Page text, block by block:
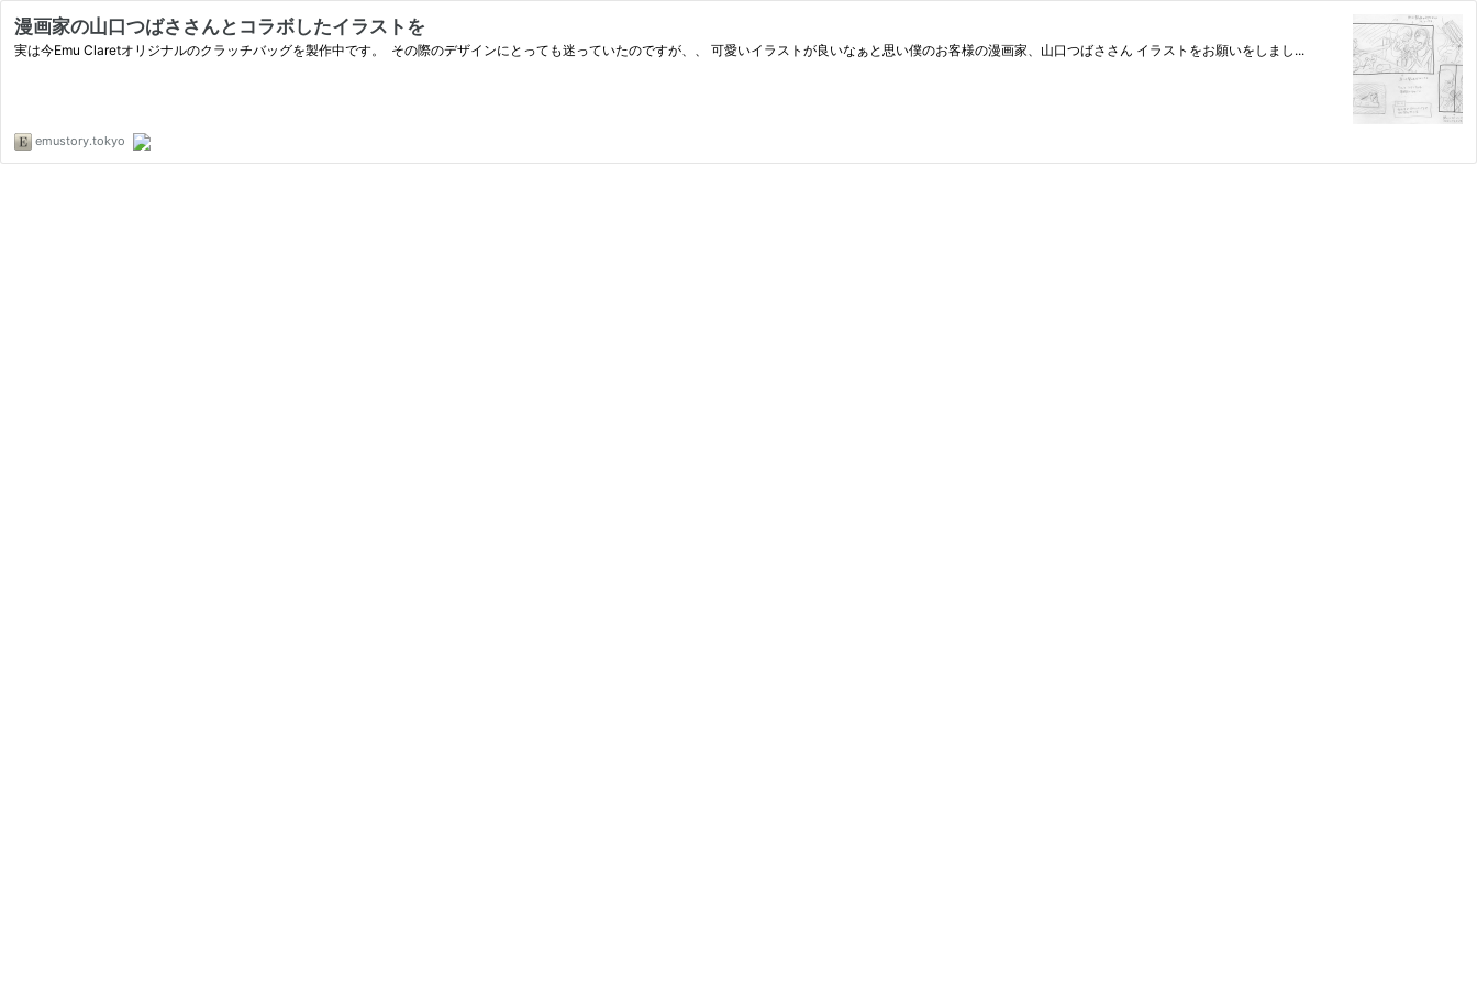
漫画家の山口つばささんとコラボしたイラストを
実は今Emu Claretオリジナルのクラッチバッグを製作中です。 その際のデザインにとっても迷っていたのですが、、 可愛いイラストが良いなぁと思い僕のお客様の漫画家、山口つばささん イラストをお願いをしまし...
emustory.tokyo